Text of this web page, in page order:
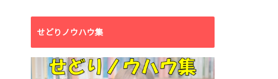
せどりノウハウ集